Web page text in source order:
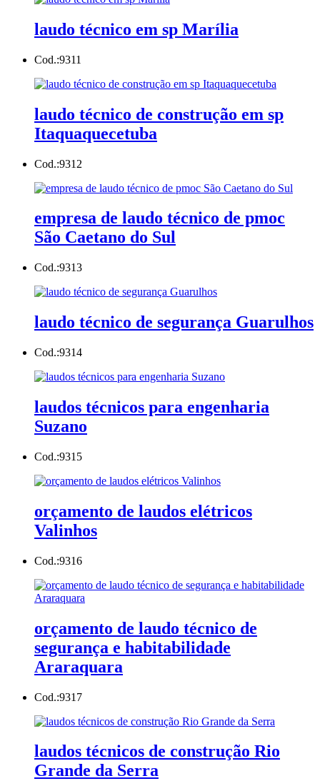
laudo técnico em sp Marília
Cod.:9311
laudo técnico de construção em sp
Itaquaquecetuba
Cod.:9312
empresa de laudo técnico de pmoc
São Caetano do Sul
Cod.:9313
laudo técnico de segurança Guarulhos
Cod.:9314
laudos técnicos para engenharia
Suzano
Cod.:9315
orçamento de laudos elétricos
Valinhos
Cod.:9316
orçamento de laudo técnico de
segurança e habitabilidade
Araraquara
Cod.:9317
laudos técnicos de construção Rio
Grande da Serra